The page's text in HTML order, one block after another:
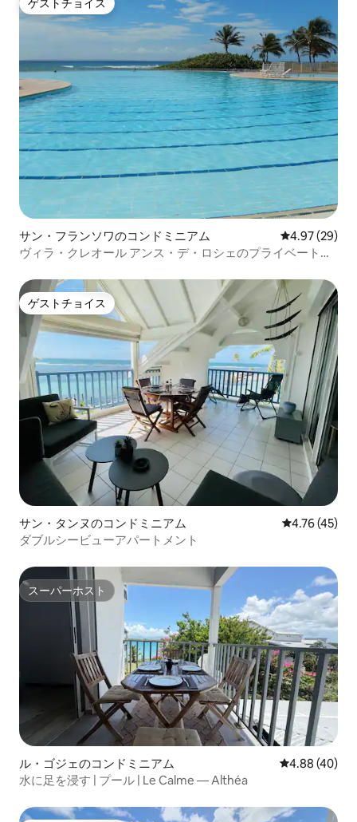
ゲストチョイス
ゲストチョイス
サン・フランソワのコンドミニアム レビュー29
4.97 (29)
ヴィラ・クレオール アンス・デ・ロシェのプライベートド
ゲストチョイス
ゲストチョイス
サン・タンヌのコンドミニアム レビュー45
4.76 (45)
ダブルシービューアパートメント
スーパーホスト
スーパーホスト
ル・ゴジェのコンドミニアム レビュー40
4.88 (40)
水に足を浸す | プール | Le Calme — Althéa